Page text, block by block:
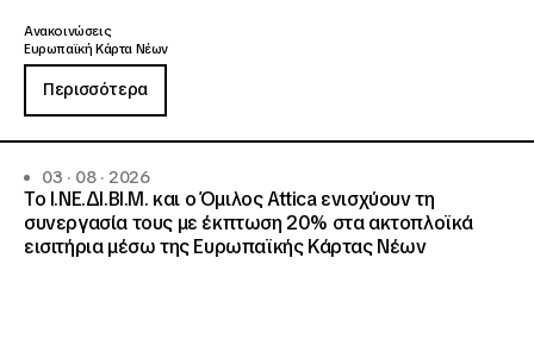
Ανακοινώσεις
Ευρωπαϊκή Κάρτα Νέων
Περισσότερα
03 · 08 · 2026
Το Ι.ΝΕ.ΔΙ.ΒΙ.Μ. και o Όμιλος Attica ενισχύουν τη
συνεργασία τους με έκπτωση 20% στα ακτοπλοϊκά
εισιτήρια μέσω της Ευρωπαϊκής Κάρτας Νέων